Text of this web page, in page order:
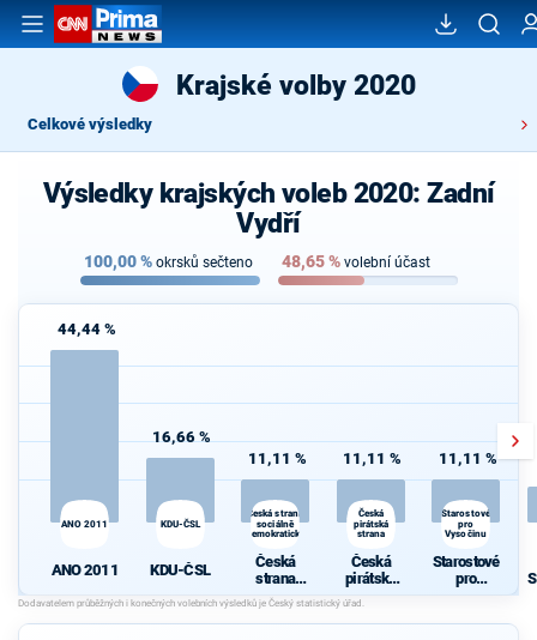
Krajské volby 2020
Celkové výsledky
Výsledky krajských voleb 2020: Zadní
Vydří
100,00% okrsků sečteno 48,65% volební účast
44,44 %
ANO 2011
ANO 2011
16,66 %
KDU-ČSL
KDU-ČSL
11,11 %
Česká strana
sociálně
demokratická
Česká
strana
sociálně
demokrati
cká
11,11 %
Česká
pirátská
strana
Česká
pirátská
strana
11,11 %
Starostové
pro
Vysočinu
Starostové
pro
Vysočinu